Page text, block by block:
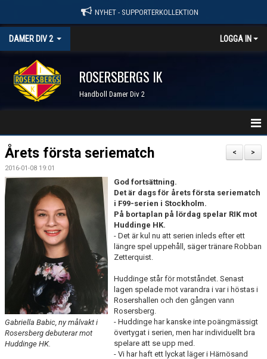
NYHET - SUPPORTERKOLLEKTION
DAMER DIV 2 LOGGA IN
ROSERSBERGS IK
Handboll Damer Div 2
STARTSIDA
NYHETER
KALENDER
TRUPPEN
SERIER & RESULTAT
KONTAKT
DOKUMENT
BILDGALLERI
>
<
Årets första seriematch
2016-01-08 19:01
Gabriella Babic, ny målvakt i
Rosersberg debuterar mot
Huddinge HK.
God fortsättning.
Det är dags för årets första seriematch
i F99-serien i Stockholm.
På bortaplan på lördag spelar RIK mot
Huddinge HK.
- Det är kul nu att serien inleds efter ett
längre spel uppehåll, säger tränare Robban
Zetterquist.
Huddinge står för motståndet. Senast
lagen spelade mot varandra i var i höstas i
Rosershallen och den gången vann
Rosersberg.
- Huddinge har kanske inte poängmässigt
övertygat i serien, men har individuellt bra
spelare att se upp med.
- Vi har haft ett lyckat läger i Härnösand